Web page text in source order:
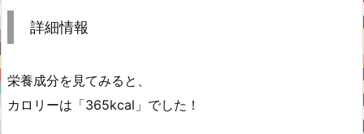
詳細情報
栄養成分を見てみると、
カロリーは「365kcal」でした！